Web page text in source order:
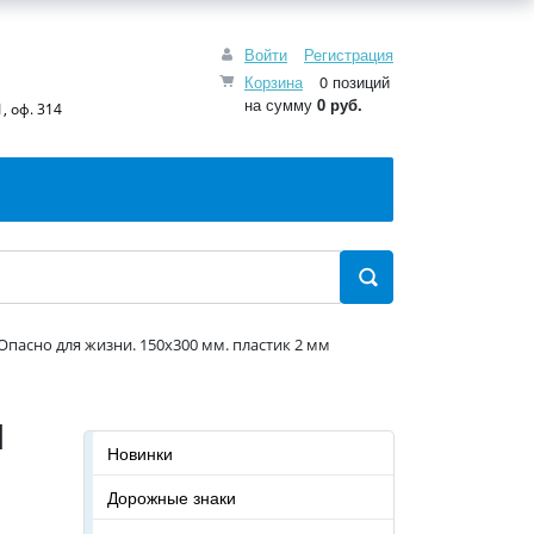
Войти
Регистрация
Корзина
0 позиций
на сумму 0 руб.
оф. 314
для жизни. 150x300 мм. пластик 2 мм
Новинки
Дорожные знаки